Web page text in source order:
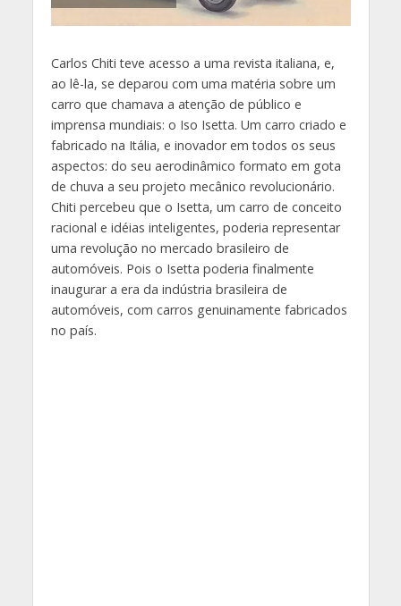
Carlos Chiti teve acesso a uma revista italiana, e,
ao lê-la, se deparou com uma matéria sobre um
carro que chamava a atenção de público e
imprensa mundiais: o Iso Isetta. Um carro criado e
fabricado na Itália, e inovador em todos os seus
aspectos: do seu aerodinâmico formato em gota
de chuva a seu projeto mecânico revolucionário.
Chiti percebeu que o Isetta, um carro de conceito
racional e idéias inteligentes, poderia representar
uma revolução no mercado brasileiro de
automóveis. Pois o Isetta poderia finalmente
inaugurar a era da indústria brasileira de
automóveis, com carros genuinamente fabricados
no país.